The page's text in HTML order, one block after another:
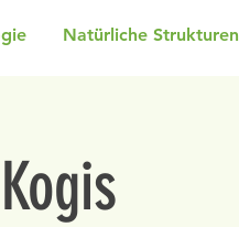
Natürliche Strukturen